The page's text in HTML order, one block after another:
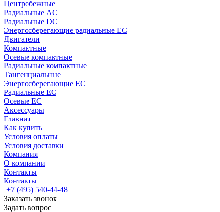
Центробежные
Радиальные AC
Радиальные DC
Энергосберегающие радиальные EC
Двигатели
Компактные
Осевые компактные
Радиальные компактные
Тангенциальные
Энергосберегающие EC
Радиальные EC
Осевые EC
Аксессуары
Главная
Как купить
Условия оплаты
Условия доставки
Компания
О компании
Контакты
Контакты
+7 (495) 540-44-48
Заказать звонок
Задать вопрос